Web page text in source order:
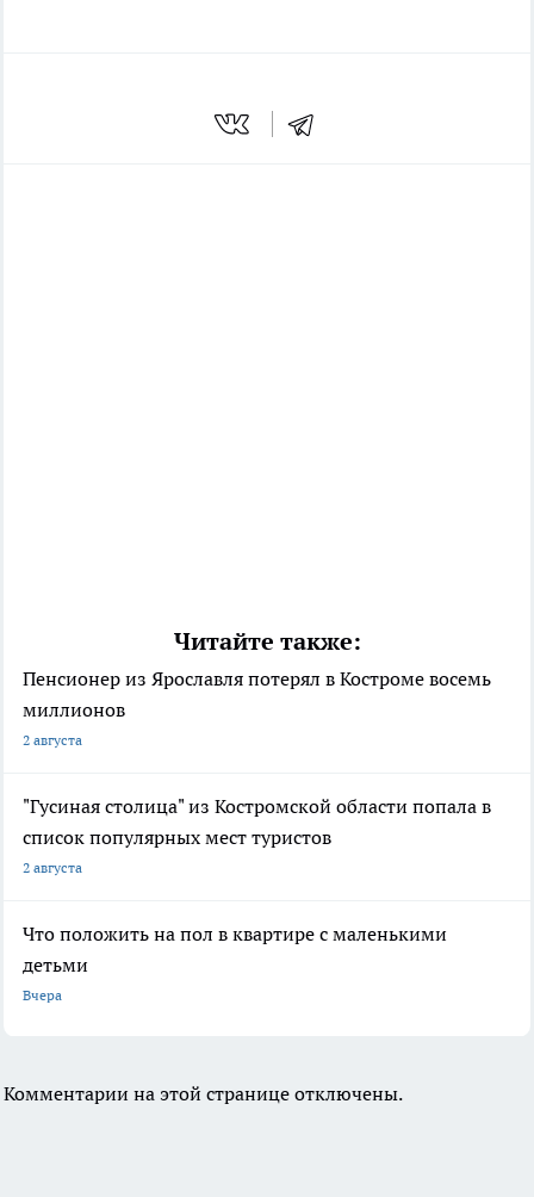
Читайте также:
Пенсионер из Ярославля потерял в Костроме восемь
миллионов
2 августа
"Гусиная столица" из Костромской области попала в
список популярных мест туристов
2 августа
Что положить на пол в квартире с маленькими
детьми
Вчера
Комментарии на этой странице отключены.